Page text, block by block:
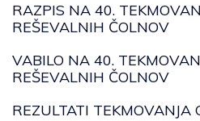
RAZPIS NA 40.
REŠEVALNIH ČOLNOV
VABILO NA 40.
REŠEVALNIH ČOLNOV
REZULTATI TEKMOVANJA